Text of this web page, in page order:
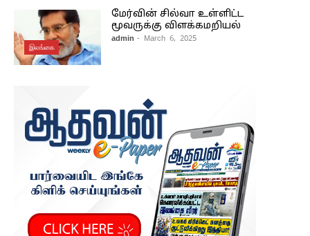
இலங்கை
மேர்வின் சில்வா உள்ளிட்ட
மூவருக்கு விளக்கமறியல்
admin - March 6, 2025